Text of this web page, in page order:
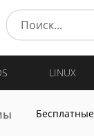
LINUX